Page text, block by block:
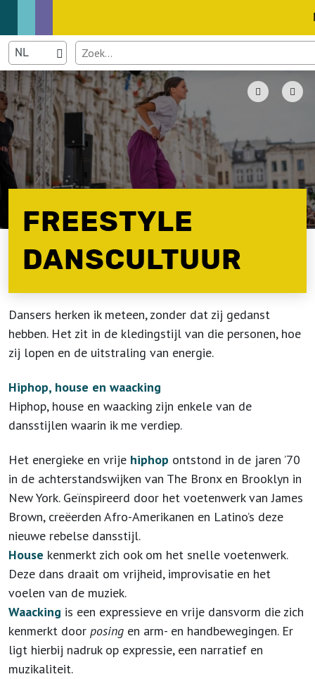
FREESTYLE
DANSCULTUUR
Dansers herken ik meteen, zonder dat zij gedanst
hebben. Het zit in de kledingstijl van die personen, hoe
zij lopen en de uitstraling van energie.
Hiphop, house en waacking
Hiphop, house en waacking zijn enkele van de
dansstijlen waarin ik me verdiep.
Het energieke en vrije hiphop ontstond in de jaren ’70
in de achterstandswijken van The Bronx en Brooklyn in
New York. Geïnspireerd door het voetenwerk van James
Brown, creëerden Afro-Amerikanen en Latino’s deze
nieuwe rebelse dansstijl.
House kenmerkt zich ook om het snelle voetenwerk.
Deze dans draait om vrijheid, improvisatie en het
voelen van de muziek.
Waacking is een expressieve en vrije dansvorm die zich
kenmerkt door posing en arm- en handbewegingen. Er
ligt hierbij nadruk op expressie, een narratief en
muzikaliteit.